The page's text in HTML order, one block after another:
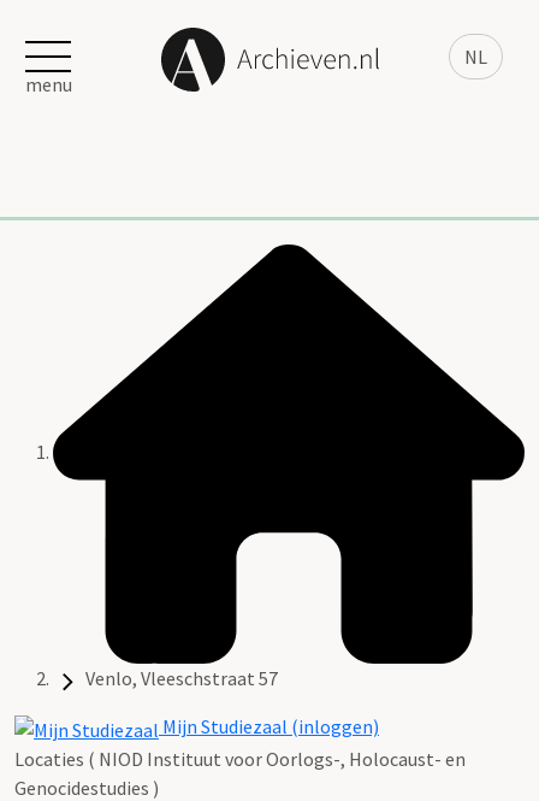
NL
menu
Venlo, Vleeschstraat 57
Mijn Studiezaal (inloggen)
Locaties ( NIOD Instituut voor Oorlogs-, Holocaust- en
Genocidestudies )